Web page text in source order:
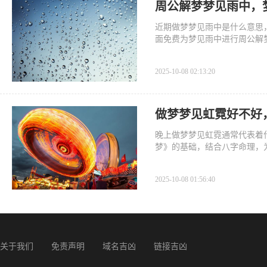
周公解梦梦见雨中
近期做梦梦见雨中是什么意
面免费为梦见雨中进行周公
2025-10-08 02:13:20
做梦梦见虹霓好不
晚上做梦梦见虹霓通常代表
梦》的基础，结合八字命理
2025-10-08 01:56:40
关于我们 免责声明 域名吉凶 链接吉凶